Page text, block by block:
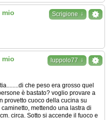
Scrigione ↓
mio
luppolo77 ↓
mio
che peso era grosso quel
è bastato? voglio provare a
provetto cuoco della cucina su
mettendo una lastra di
circa. Sotto si accende il fuoco e